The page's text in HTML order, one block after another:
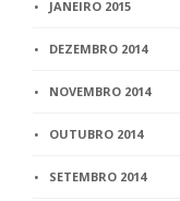
JANEIRO 2015
DEZEMBRO 2014
NOVEMBRO 2014
OUTUBRO 2014
SETEMBRO 2014